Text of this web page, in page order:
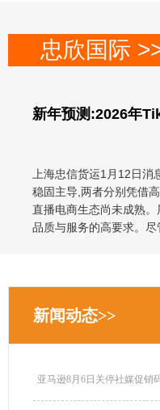
忠欣国际
新年预测:2026年
上海忠信货运1月12日
稳固主导,两者分别凭借
直播电商生态尚未成熟
品质与服务的高要求。
新闻动态>>
亚马逊8月6日关停社媒促销